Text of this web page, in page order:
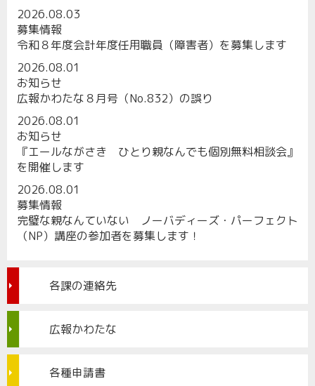
2026.08.03
募集情報
令和８年度会計年度任用職員（障害者）を募集します
2026.08.01
お知らせ
広報かわたな８月号（No.832）の誤り
2026.08.01
お知らせ
『エールながさき ひとり親なんでも個別無料相談会』
を開催します
2026.08.01
募集情報
完璧な親なんていない ノーバディーズ・パーフェクト
（NP）講座の参加者を募集します！
各課の連絡先
広報かわたな
各種申請書